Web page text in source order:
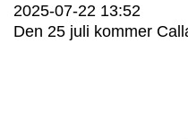
2025-07-22 13:52
Den 25 juli kommer